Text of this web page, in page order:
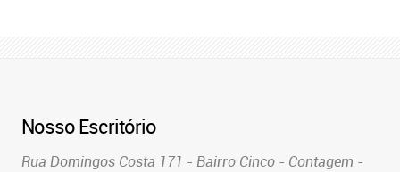
Nosso Escritório
Rua Domingos Costa 171 - Bairro Cinco - Contagem -